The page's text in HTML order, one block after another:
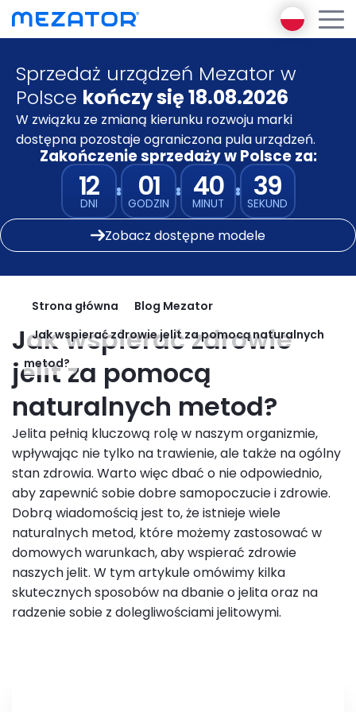
Produkty
Encyklopedia Diagnostyki
Funkcjonalnej
Mezator BRT 2 gen
Mezator HealthPack
Pakiet premium
O nas
Ambasador Mezator
E-learning
Mezator AI
Blog
Kontakt
Zaloguj się
Sprzedaż urządzeń Mezator w
Polsce kończy się 18.08.2026
W związku ze zmianą kierunku rozwoju marki
dostępna pozostaje ograniczona pula urządzeń.
Zakończenie sprzedaży w Polsce za:
12
DNI
01
GODZIN
40
MINUT
39
SEKUND
Zobacz dostępne modele
Strona główna
Blog Mezator
Jak wspierać zdrowie jelit za pomocą naturalnych
metod?
Jak wspierać zdrowie
jelit za pomocą
naturalnych metod?
Jelita pełnią kluczową rolę w naszym organizmie,
wpływając nie tylko na trawienie, ale także na ogólny
stan zdrowia. Warto więc dbać o nie odpowiednio,
aby zapewnić sobie dobre samopoczucie i zdrowie.
Dobrą wiadomością jest to, że istnieje wiele
naturalnych metod, które możemy zastosować w
domowych warunkach, aby wspierać zdrowie
naszych jelit. W tym artykule omówimy kilka
skutecznych sposobów na dbanie o jelita oraz na
radzenie sobie z dolegliwościami jelitowymi.